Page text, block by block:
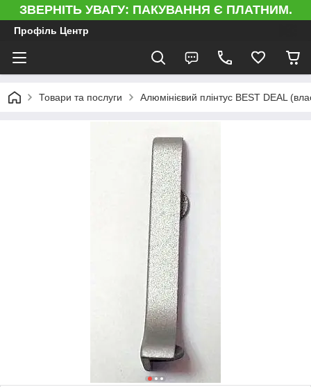
ЗВЕРНІТЬ УВАГУ: ПАКУВАННЯ Є ПЛАТНИМ.
Профіль Центр
Товари та послуги Алюмінієвий плінтус BEST DEAL